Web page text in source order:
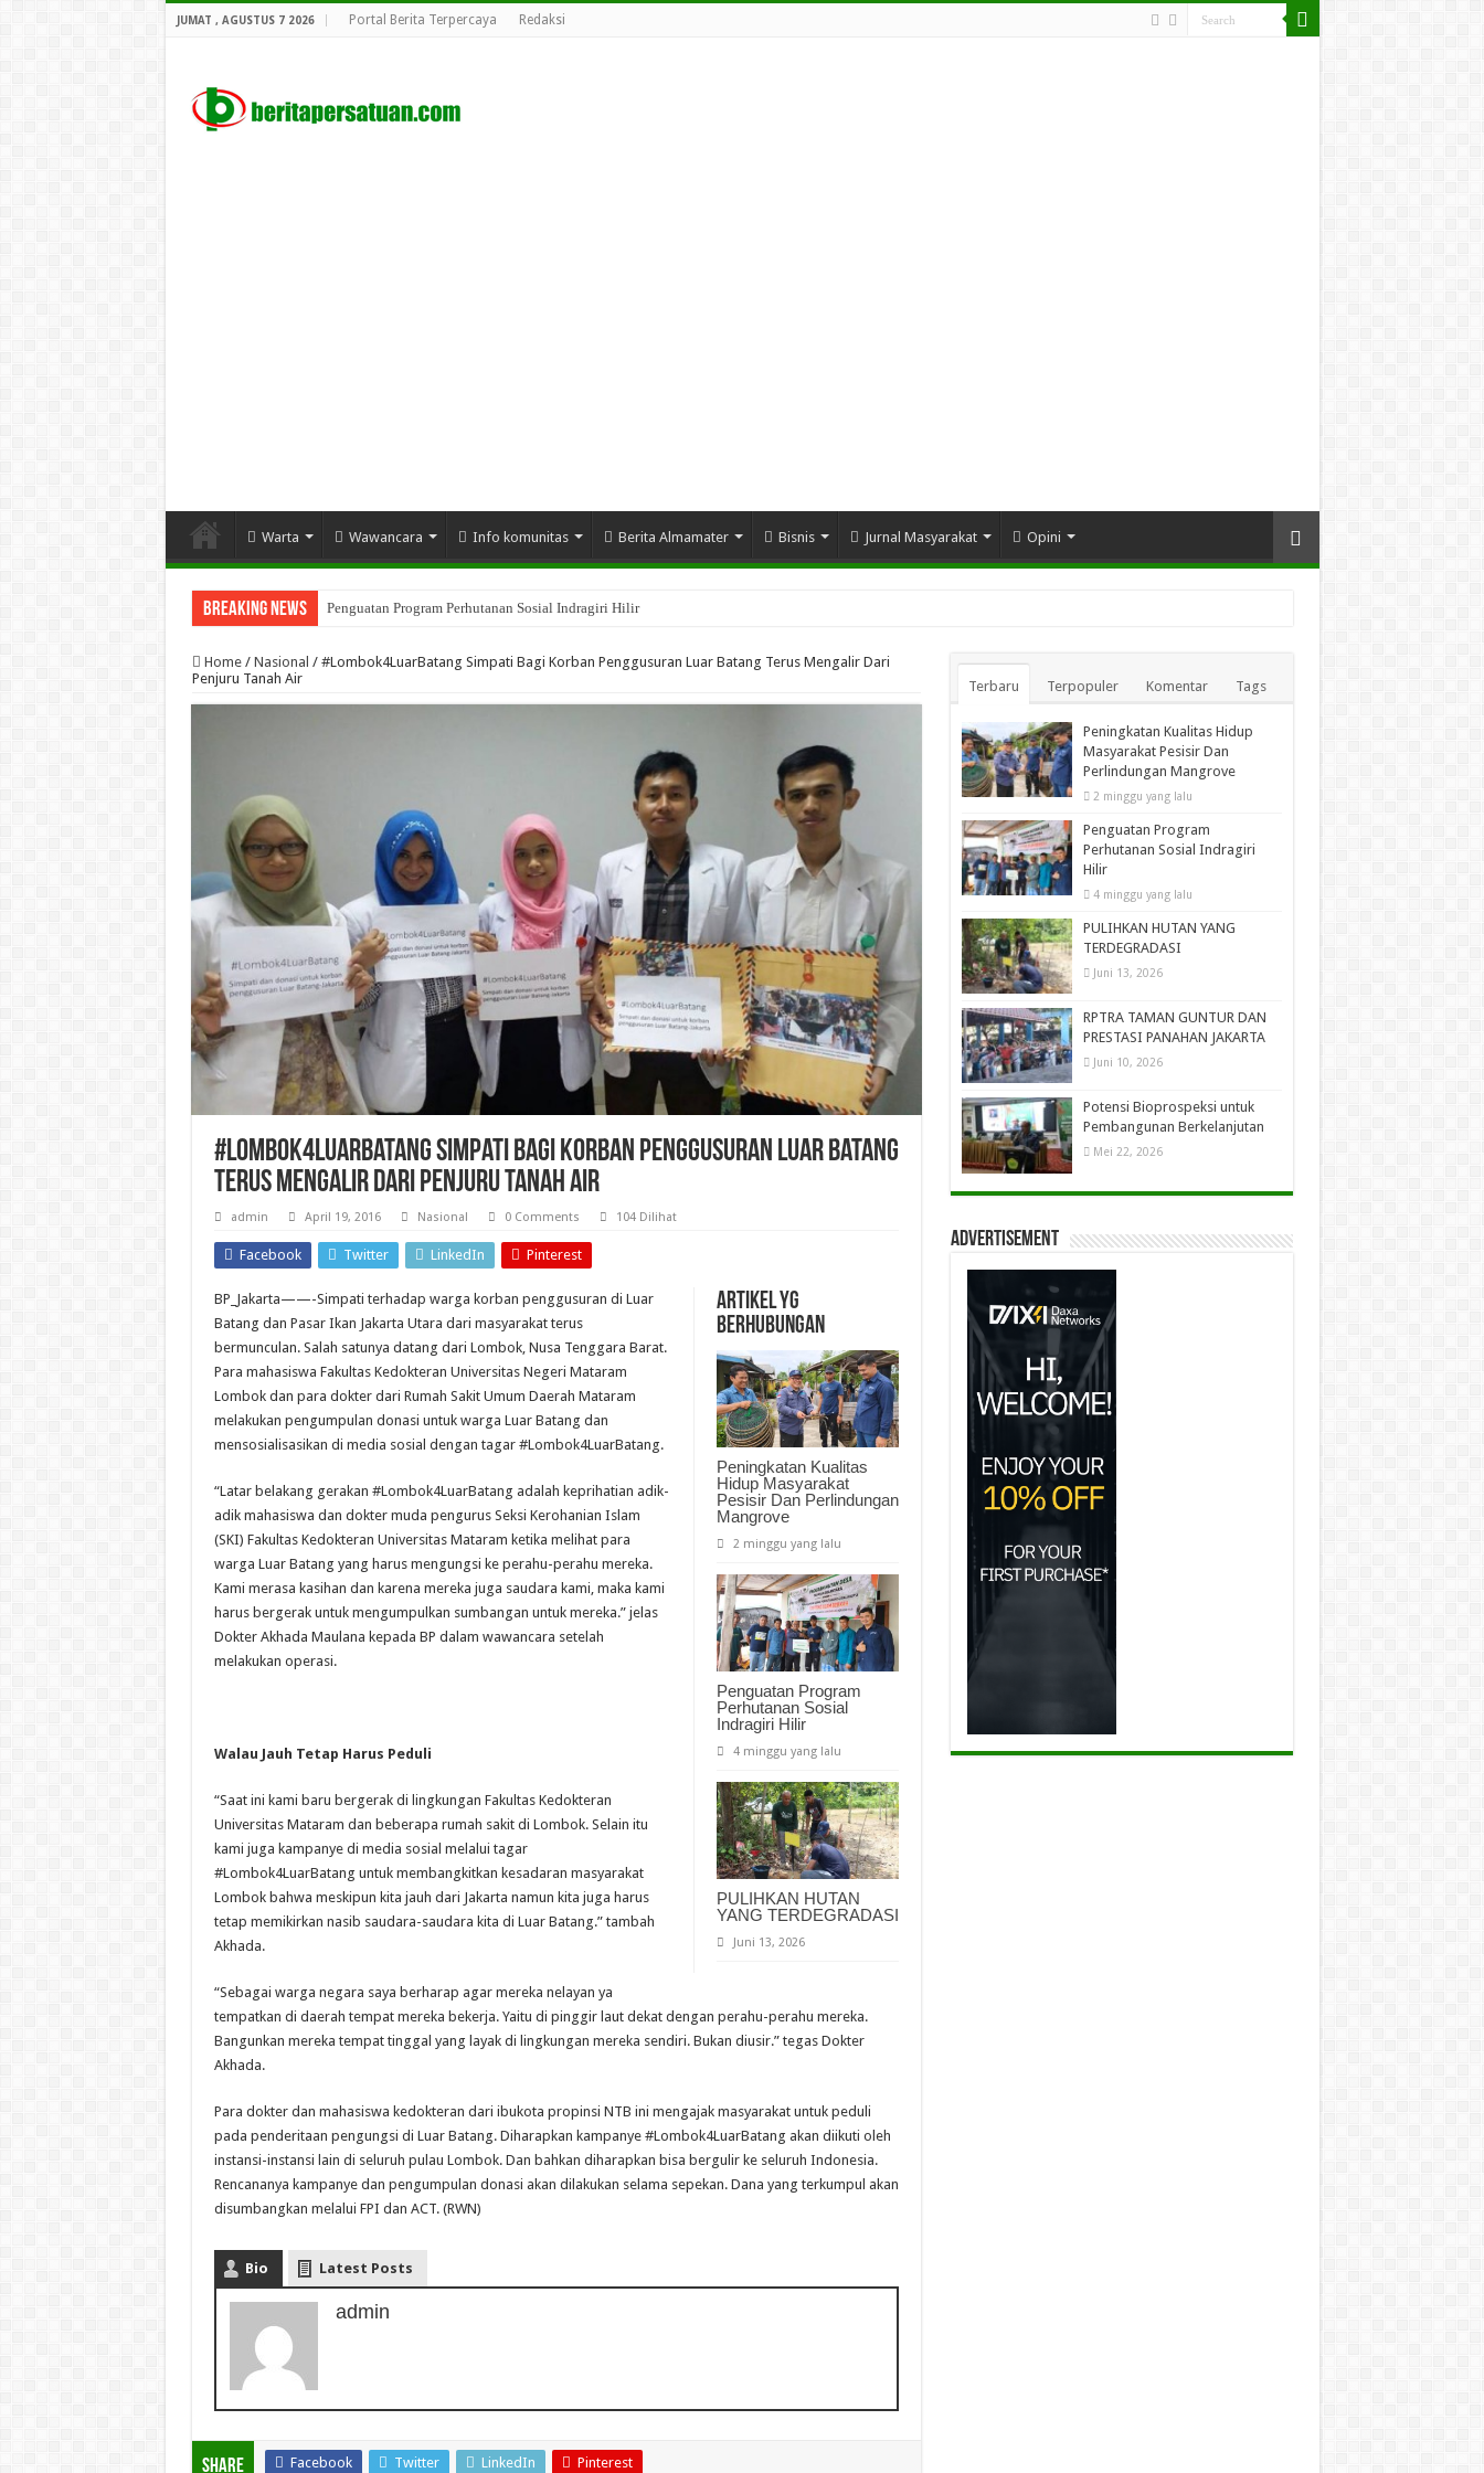
JUMAT , AGUSTUS 7 2026 Portal Berita Terpercaya Redaksi
Warta Wawancara Info komunitas Berita Almamater Bisnis Jurnal Masyarakat Opini
Breaking News Penguatan Program Perhutanan Sosial Indragiri Hilir
Home / Nasional / #Lombok4LuarBatang Simpati Bagi Korban Penggusuran Luar Batang Terus Mengalir Dari
Penjuru Tanah Air
#Lombok4LuarBatang Simpati Bagi Korban Penggusuran Luar Batang
Terus Mengalir Dari Penjuru Tanah Air
admin April 19, 2016 Nasional 0 Comments 104 Dilihat
Facebook Twitter LinkedIn Pinterest
Artikel yg
berhubungan
Peningkatan Kualitas
Hidup Masyarakat
Pesisir Dan Perlindungan
Mangrove
2 minggu yang lalu
Penguatan Program
Perhutanan Sosial
Indragiri Hilir
4 minggu yang lalu
PULIHKAN HUTAN
YANG TERDEGRADASI
Juni 13, 2026
BP_Jakarta——-Simpati terhadap warga korban penggusuran di Luar
Batang dan Pasar Ikan Jakarta Utara dari masyarakat terus
bermunculan. Salah satunya datang dari Lombok, Nusa Tenggara Barat.
Para mahasiswa Fakultas Kedokteran Universitas Negeri Mataram
Lombok dan para dokter dari Rumah Sakit Umum Daerah Mataram
melakukan pengumpulan donasi untuk warga Luar Batang dan
mensosialisasikan di media sosial dengan tagar #Lombok4LuarBatang.
“Latar belakang gerakan #Lombok4LuarBatang adalah keprihatian adik-
adik mahasiswa dan dokter muda pengurus Seksi Kerohanian Islam
(SKI) Fakultas Kedokteran Universitas Mataram ketika melihat para
warga Luar Batang yang harus mengungsi ke perahu-perahu mereka.
Kami merasa kasihan dan karena mereka juga saudara kami, maka kami
harus bergerak untuk mengumpulkan sumbangan untuk mereka.” jelas
Dokter Akhada Maulana kepada BP dalam wawancara setelah
melakukan operasi.
Walau Jauh Tetap Harus Peduli
“Saat ini kami baru bergerak di lingkungan Fakultas Kedokteran
Universitas Mataram dan beberapa rumah sakit di Lombok. Selain itu
kami juga kampanye di media sosial melalui tagar
#Lombok4LuarBatang untuk membangkitkan kesadaran masyarakat
Lombok bahwa meskipun kita jauh dari Jakarta namun kita juga harus
tetap memikirkan nasib saudara-saudara kita di Luar Batang.” tambah
Akhada.
“Sebagai warga negara saya berharap agar mereka nelayan ya
tempatkan di daerah tempat mereka bekerja. Yaitu di pinggir laut dekat dengan perahu-perahu mereka.
Bangunkan mereka tempat tinggal yang layak di lingkungan mereka sendiri. Bukan diusir.” tegas Dokter
Akhada.
Para dokter dan mahasiswa kedokteran dari ibukota propinsi NTB ini mengajak masyarakat untuk peduli
pada penderitaan pengungsi di Luar Batang. Diharapkan kampanye #Lombok4LuarBatang akan diikuti oleh
instansi-instansi lain di seluruh pulau Lombok. Dan bahkan diharapkan bisa bergulir ke seluruh Indonesia.
Rencananya kampanye dan pengumpulan donasi akan dilakukan selama sepekan. Dana yang terkumpul akan
disumbangkan melalui FPI dan ACT. (RWN)
Bio Latest Posts
admin
Share Facebook Twitter LinkedIn Pinterest
Terbaru Terpopuler Komentar Tags
Peningkatan Kualitas Hidup
Masyarakat Pesisir Dan
Perlindungan Mangrove
2 minggu yang lalu
Penguatan Program
Perhutanan Sosial Indragiri
Hilir
4 minggu yang lalu
PULIHKAN HUTAN YANG
TERDEGRADASI
Juni 13, 2026
RPTRA TAMAN GUNTUR DAN
PRESTASI PANAHAN JAKARTA
Juni 10, 2026
Potensi Bioprospeksi untuk
Pembangunan Berkelanjutan
Mei 22, 2026
Advertisement